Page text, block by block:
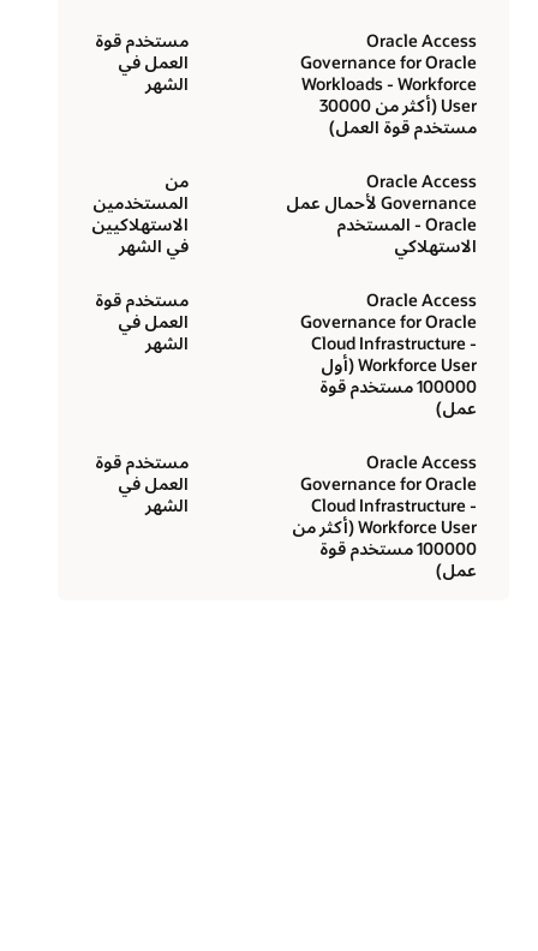
Oracle Access
Governance for Oracle
Workloads - Workforce
User (أكثر من 30000
مستخدم قوة العمل)
مستخدم قوة
العمل في
الشهر
Oracle Access
Governance لأحمال عمل
Oracle - المستخدم
الاستهلاكي
من
المستخدمين
الاستهلاكيين
في الشهر
Oracle Access
Governance for Oracle
Cloud Infrastructure -
Workforce User (أول
100000 مستخدم قوة
عمل)
مستخدم قوة
العمل في
الشهر
Oracle Access
Governance for Oracle
Cloud Infrastructure -
Workforce User (أكثر من
100000 مستخدم قوة
عمل)
مستخدم قوة
العمل في
الشهر